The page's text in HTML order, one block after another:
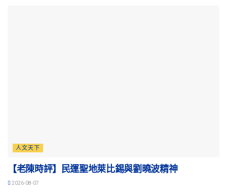
人文天下
【老陳時評】民運聖地萊比錫與劉曉波精神
2026-08-07